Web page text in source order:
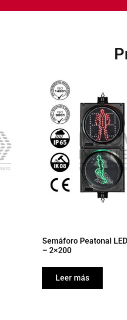
Semáforo Peatonal
– 2×200
Leer más